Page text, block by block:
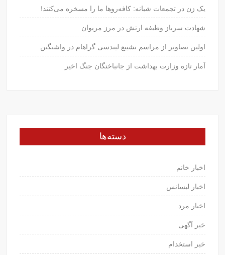
یک زن در تجمعات شبانه: کافه‌روها ما را مسخره می‌کنند!
شهادت سرباز وظیفه ارتش در مرز مریوان
اولین تصاویر از مراسم تشییع لیندسی گراهام در واشنگتن
آمار تازه وزارت بهداشت از جانباختگان جنگ اخیر
دسته‌ها
اخبار خانم
اخبار لیسانس
اخبار مرد
خبر آگهی
خبر استخدام